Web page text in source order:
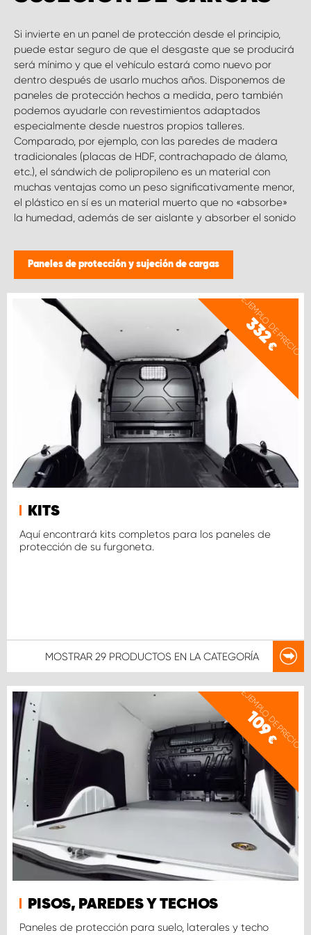
Si invierte en un panel de protección desde el principio,
puede estar seguro de que el desgaste que se producirá
será mínimo y que el vehículo estará como nuevo por
dentro después de usarlo muchos años. Disponemos de
paneles de protección hechos a medida, pero también
podemos ayudarle con revestimientos adaptados
especialmente desde nuestros propios talleres.
Comparado, por ejemplo, con las paredes de madera
tradicionales (placas de HDF, contrachapado de álamo,
etc.), el sándwich de polipropileno es un material con
muchas ventajas como un peso significativamente menor,
el plástico en sí es un material muerto que no «absorbe»
la humedad, además de ser aislante y absorber el sonido
Paneles de protección y sujeción de cargas
EJEMPLO DE PRECIO
332
€
KITS
Aquí encontrará kits completos para los paneles de
protección de su furgoneta.
MOSTRAR 29 PRODUCTOS EN LA CATEGORÍA
EJEMPLO DE PRECIO
109
€
PISOS, PAREDES Y TECHOS
Paneles de protección para suelo, laterales y techo